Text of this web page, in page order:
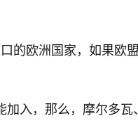
的欧洲国家，如果欧
加入，那么，摩尔多